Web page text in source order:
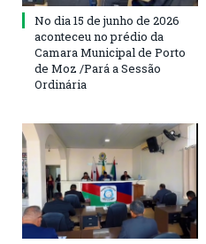
No dia 15 de junho de 2026
aconteceu no prédio da
Camara Municipal de Porto
de Moz /Pará a Sessão
Ordinária